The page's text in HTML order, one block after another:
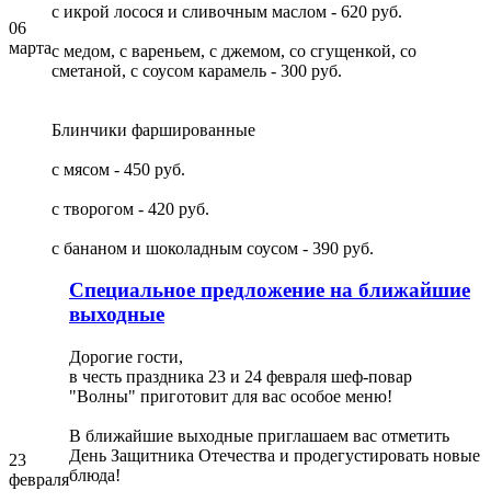
06
марта
с икрой лосося и сливочным маслом - 620 руб.
с медом, с вареньем, с джемом, со сгущенкой, со
сметаной, с соусом карамель - 300 руб.
Блинчики фаршированные
с мясом - 450 руб.
с творогом - 420 руб.
с бананом и шоколадным соусом - 390 руб.
23
февраля
Специальное предложение на ближайшие
выходные
Дорогие гости,
в честь праздника 23 и 24 февраля шеф-повар
"Волны" приготовит для вас особое меню!
В ближайшие выходные приглашаем вас отметить
День Защитника Отечества и продегустировать новые
блюда!